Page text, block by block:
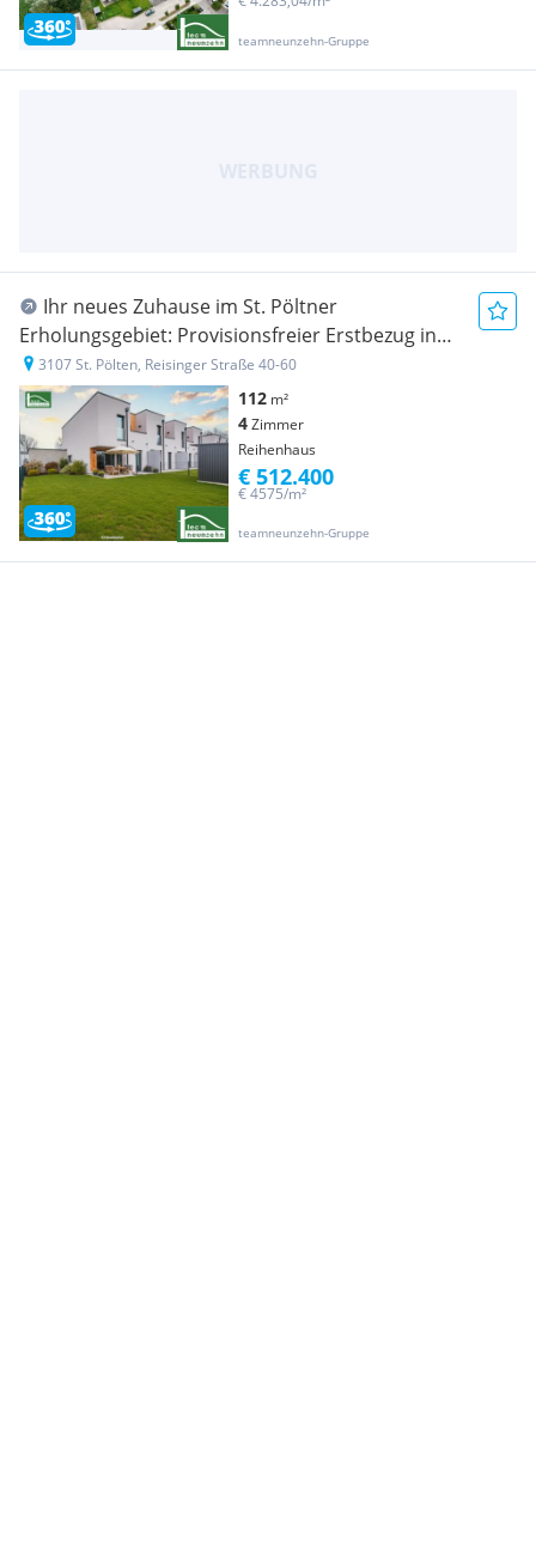
teamneunzehn-Gruppe
Ihr neues Zuhause im St. Pöltner
Erholungsgebiet: Provisionsfreier Erstbezug in
traumhafter Lage!
3107 St. Pölten, Reisinger Straße 40-60
112 m²
4Zimmer
Reihenhaus
teamneunzehn-Gruppe
€ 4575/m²
€ 512.400